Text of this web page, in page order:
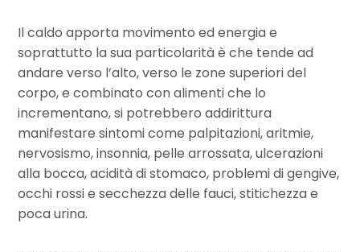
Il caldo apporta movimento ed energia e
soprattutto la sua particolarità è che tende ad
andare verso l’alto, verso le zone superiori del
corpo, e combinato con alimenti che lo
incrementano, si potrebbero addirittura
manifestare sintomi come palpitazioni, aritmie,
nervosismo, insonnia, pelle arrossata, ulcerazioni
alla bocca, acidità di stomaco, problemi di gengive,
occhi rossi e secchezza delle fauci, stitichezza e
poca urina.